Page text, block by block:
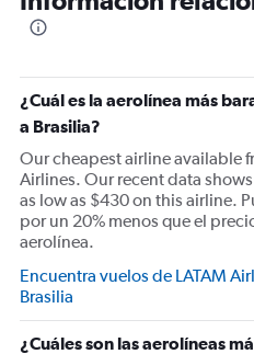
mejor en horario
¿Cuál es la aerolínea más
a Brasilia?
Our cheapest airline available
Airlines. Our recent data
as low as $430 on this airline.
por un 20% menos que el
aerolínea.
Encuentra vuelos de LATAM
Brasilia
¿Cuáles son las aerolíneas